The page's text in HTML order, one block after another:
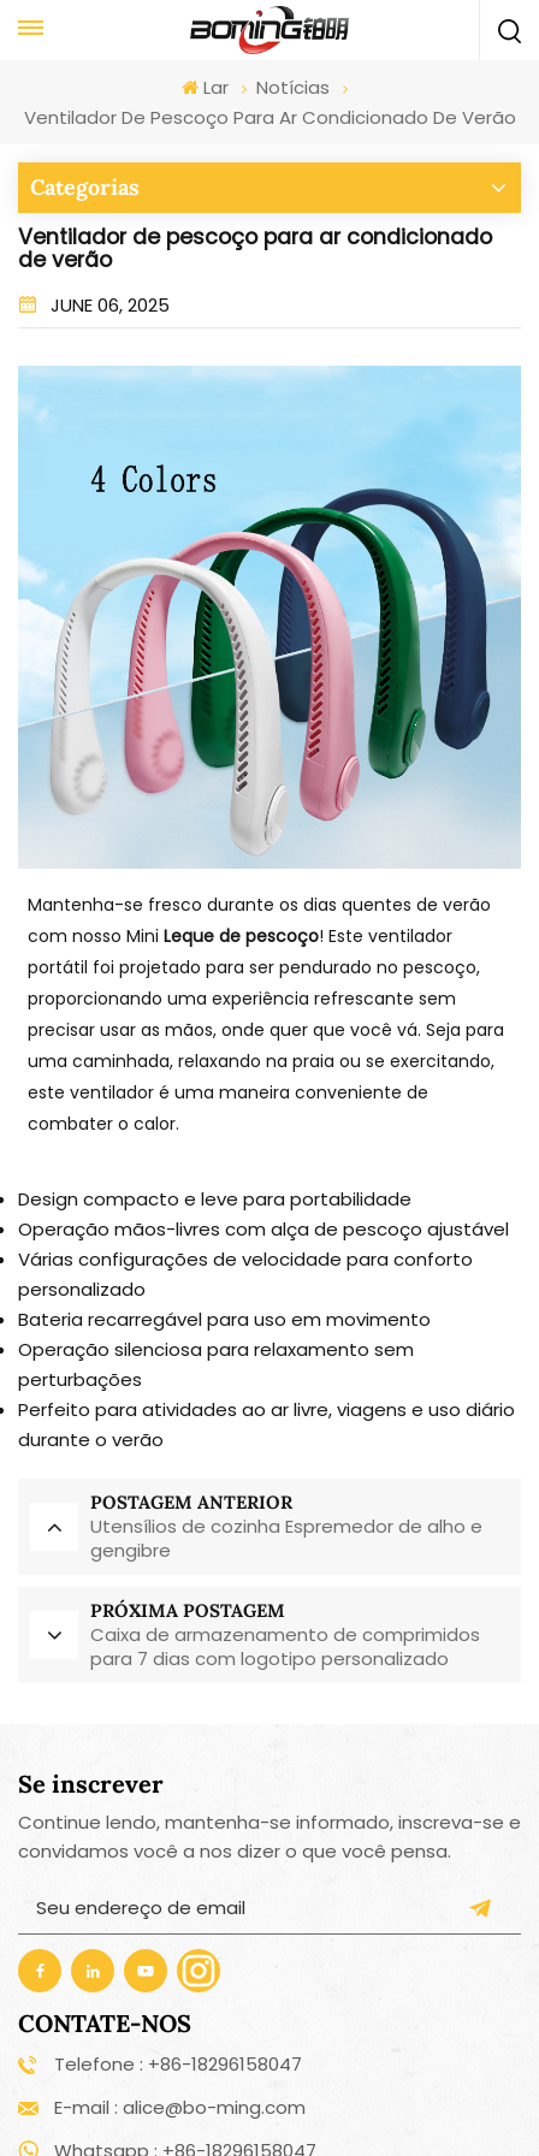
Lar
Notícias
Ventilador De Pescoço Para Ar Condicionado De Verão
Categorias
Ventilador de pescoço para ar condicionado
de verão
JUNE 06, 2025
Mantenha-se fresco durante os dias quentes de verão
com nosso MiniLeque de pescoço! Este ventilador
portátil foi projetado para ser pendurado no pescoço,
proporcionando uma experiência refrescante sem
precisar usar as mãos, onde quer que você vá. Seja para
uma caminhada, relaxando na praia ou se exercitando,
este ventilador é uma maneira conveniente de
combater o calor.
Design compacto e leve para portabilidade
Operação mãos-livres com alça de pescoço ajustável
Várias configurações de velocidade para conforto
personalizado
Bateria recarregável para uso em movimento
Operação silenciosa para relaxamento sem
perturbações
Perfeito para atividades ao ar livre, viagens e uso diário
durante o verão
POSTAGEM ANTERIOR
Utensílios de cozinha Espremedor de alho e
gengibre
PRÓXIMA POSTAGEM
Caixa de armazenamento de comprimidos
para 7 dias com logotipo personalizado
Se inscrever
Continue lendo, mantenha-se informado, inscreva-se e
convidamos você a nos dizer o que você pensa.
CONTATE-NOS
Telefone : +86-18296158047
E-mail : alice@bo-ming.com